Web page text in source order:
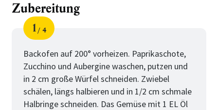
Zubereitung
Schritt
1
von
4
Backofen auf 200° vorheizen. Paprikaschote,
Zucchino und Aubergine waschen, putzen und
in 2 cm große Würfel schneiden. Zwiebel
schälen, längs halbieren und in 1/2 cm schmale
Halbringe schneiden. Das Gemüse mit 1 EL Öl